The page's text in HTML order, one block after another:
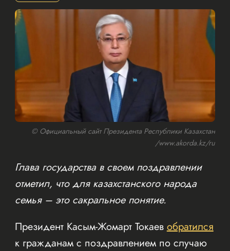
© Официальный сайт Президента Республики Казахстан
/www.akorda.kz/ru
Глава государства в своем поздравлении
отметил, что для казахстанского народа
семья – это сакральное понятие.
Президент Касым-Жомарт Токаевобратился
к гражданам с поздравлением по случаю